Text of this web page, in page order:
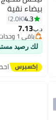
12
بيضاء نقية
4.3
2.0K
د.ب‏7.13
باقي 1 وحدات في المخزون
تم بيع +10 مؤخرًا
باقي 1 وحدات في المخزون
لك رصيد